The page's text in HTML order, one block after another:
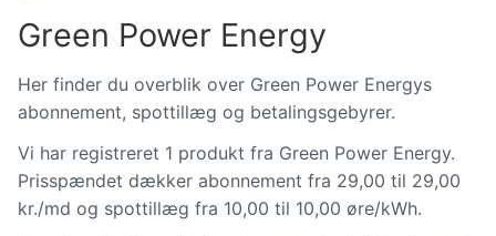
Green Power Energy
Her finder du overblik over Green Power Energys
abonnement, spottillæg og betalingsgebyrer.
Vi har registreret 1 produkt fra Green Power Energy.
Prisspændet dækker abonnement fra 29,00 til 29,00
kr./md og spottillæg fra 10,00 til 10,00 øre/kWh.